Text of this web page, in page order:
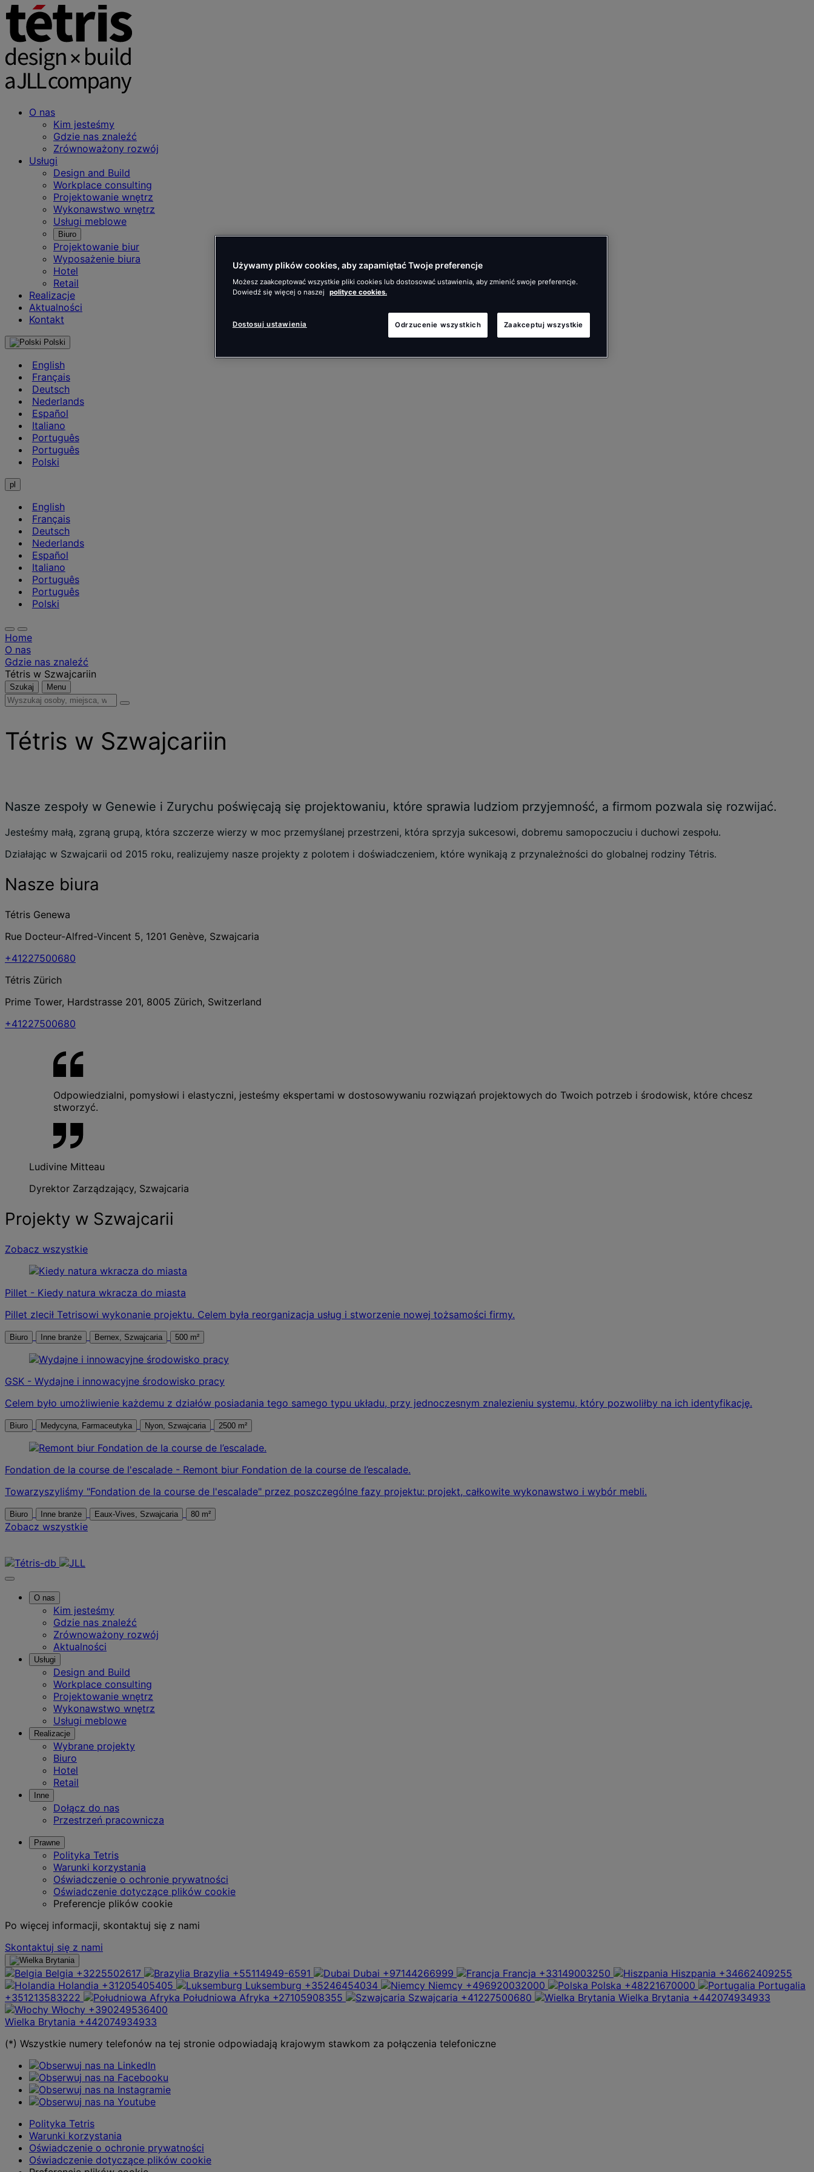
O nas
Kim jesteśmy
Gdzie nas znaleźć
Zrównoważony rozwój
Usługi
Design and Build
Workplace consulting
Projektowanie wnętrz
Wykonawstwo wnętrz
Usługi meblowe
Biuro
Projektowanie biur
Wyposażenie biura
Hotel
Retail
Realizacje
Aktualności
Kontakt
Polski
English
Français
Deutsch
Nederlands
Español
Italiano
Português
Português
Polski
pl
English
Français
Deutsch
Nederlands
Español
Italiano
Português
Português
Polski
Home
O nas
Gdzie nas znaleźć
Tétris w Szwajcariin
Szukaj Menu
Wyszukaj
wiadomości
Tétris w Szwajcariin
Nasze zespoły w Genewie i Zurychu poświęcają się projektowaniu, które sprawia ludziom przyjemność, a firmom pozwala się rozwijać.
Jesteśmy małą, zgraną grupą, która szczerze wierzy w moc przemyślanej przestrzeni, która sprzyja sukcesowi, dobremu samopoczuciu i duchowi zespołu.
Działając w Szwajcarii od 2015 roku, realizujemy nasze projekty z polotem i doświadczeniem, które wynikają z przynależności do globalnej rodziny Tétris.
Nasze biura
Tétris Genewa
Rue Docteur-Alfred-Vincent 5, 1201 Genève, Szwajcaria
+41227500680
Tétris Zürich
Prime Tower, Hardstrasse 201, 8005 Zürich, Switzerland
+41227500680
Odpowiedzialni, pomysłowi i elastyczni, jesteśmy ekspertami w dostosowywaniu rozwiązań projektowych do Twoich potrzeb i środowisk, które chcesz
stworzyć.
Ludivine Mitteau
Dyrektor Zarządzający, Szwajcaria
Projekty w Szwajcarii
Zobacz wszystkie
Pillet - Kiedy natura wkracza do miasta
Pillet zlecił Tetrisowi wykonanie projektu. Celem była reorganizacja usług i stworzenie nowej tożsamości firmy.
Biuro Inne branże Bernex, Szwajcaria 500 m²
GSK - Wydajne i innowacyjne środowisko pracy
Celem było umożliwienie każdemu z działów posiadania tego samego typu układu, przy jednoczesnym znalezieniu systemu, który pozwoliłby na ich identyfikację.
Biuro Medycyna, Farmaceutyka Nyon, Szwajcaria 2500 m²
Fondation de la course de l'escalade - Remont biur Fondation de la course de l’escalade.
Towarzyszyliśmy "Fondation de la course de l'escalade" przez poszczególne fazy projektu: projekt, całkowite wykonawstwo i wybór mebli.
Biuro Inne branże Eaux-Vives, Szwajcaria 80 m²
Zobacz wszystkie
O nas
Kim jesteśmy
Gdzie nas znaleźć
Zrównoważony rozwój
Aktualności
Usługi
Design and Build
Workplace consulting
Projektowanie wnętrz
Wykonawstwo wnętrz
Usługi meblowe
Realizacje
Wybrane projekty
Biuro
Hotel
Retail
Inne
Dołącz do nas
Przestrzeń pracownicza
Prawne
Polityka Tetris
Warunki korzystania
Oświadczenie o ochronie prywatności
Oświadczenie dotyczące plików cookie
Preferencje plików cookie
Po więcej informacji, skontaktuj się z nami
Skontaktuj się z nami
Belgia +3225502617 Brazylia +55114949-6591 Dubai +97144266999 Francja +33149003250 Hiszpania +34662409255
Holandia +31205405405 Luksemburg +35246454034 Niemcy +496920032000 Polska +48221670000
Portugalia
+351213583222
Południowa Afryka +27105908355 Szwajcaria +41227500680 Wielka Brytania +442074934933
Włochy +390249536400
Wielka Brytania +442074934933
(*) Wszystkie numery telefonów na tej stronie odpowiadają krajowym stawkom za połączenia telefoniczne
Polityka Tetris
Warunki korzystania
Oświadczenie o ochronie prywatności
Oświadczenie dotyczące plików cookie
Używamy plików cookies, aby zapamiętać Twoje preferencje
Możesz zaakceptować wszystkie pliki cookies lub dostosować ustawienia, aby zmienić swoje preferencje.
Dowiedź się więcej o naszej
polityce cookies.
Odrzucenie wszystkich Zaakceptuj wszystkie
Dostosuj ustawienia